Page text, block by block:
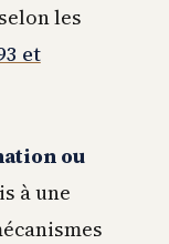
les
et
ou
à une